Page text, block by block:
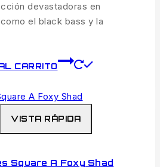
devastadoras en
el black bass y la
CARRITO
VISTA RÁPIDA
Square A Foxy Shad